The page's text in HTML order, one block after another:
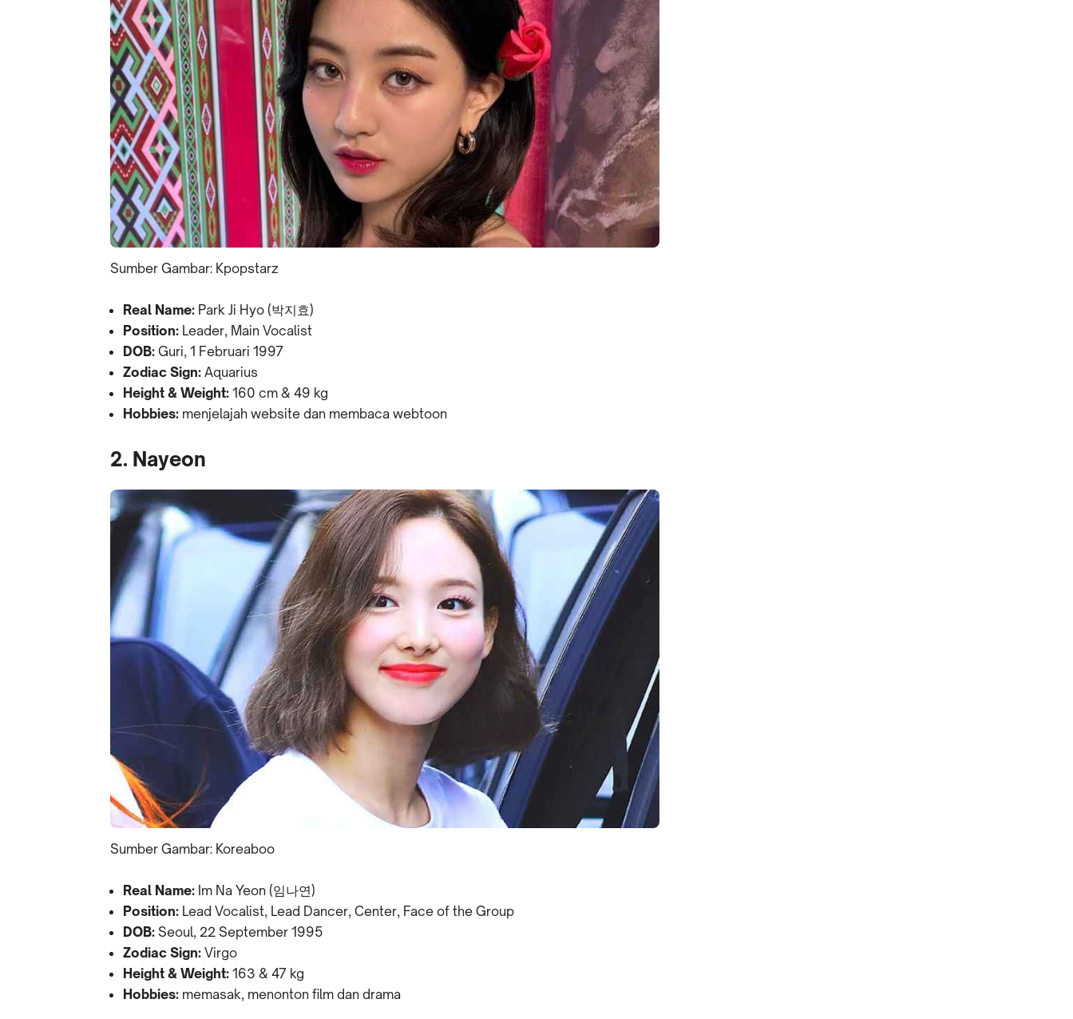
Sumber Gambar: Kpopstarz
Real Name: Park Ji Hyo (박지효)
Position: Leader, Main Vocalist
DOB: Guri, 1 Februari 1997
Zodiac Sign: Aquarius
Height & Weight: 160 cm & 49 kg
Hobbies: menjelajah website dan membaca webtoon
2. Nayeon
Sumber Gambar: Koreaboo
Real Name: Im Na Yeon (임나연)
Position: Lead Vocalist, Lead Dancer, Center, Face of the Group
DOB: Seoul, 22 September 1995
Zodiac Sign: Virgo
Height & Weight: 163 & 47 kg
Hobbies: memasak, menonton film dan drama